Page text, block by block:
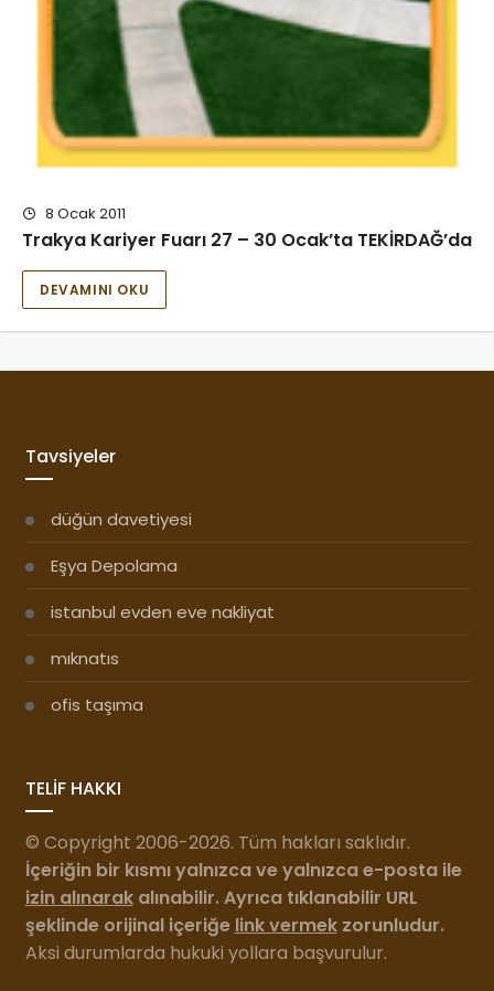
8 Ocak 2011
Trakya Kariyer Fuarı 27 – 30 Ocak’ta TEKİRDAĞ’da
DEVAMINI OKU
Tavsiyeler
düğün davetiyesi
Eşya Depolama
istanbul evden eve nakliyat
mıknatıs
ofis taşıma
TELİF HAKKI
© Copyright 2006-2026. Tüm hakları saklıdır.
İçeriğin bir kısmı yalnızca ve yalnızca e-posta ile
izin alınarakalınabilir. Ayrıca tıklanabilir URL
şeklinde orijinal içeriğe link vermekzorunludur.
Aksi durumlarda hukuki yollara başvurulur.